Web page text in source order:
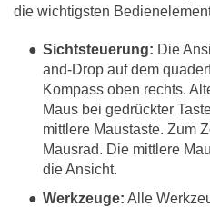
die wichtigsten
Sichtsteuerung: Die
and-Drop auf dem
Kompass oben rechts.
Maus bei gedrückter
mittlere Maustaste. Zum
Mausrad. Die mittlere
die Ansicht.
Werkzeuge: Alle